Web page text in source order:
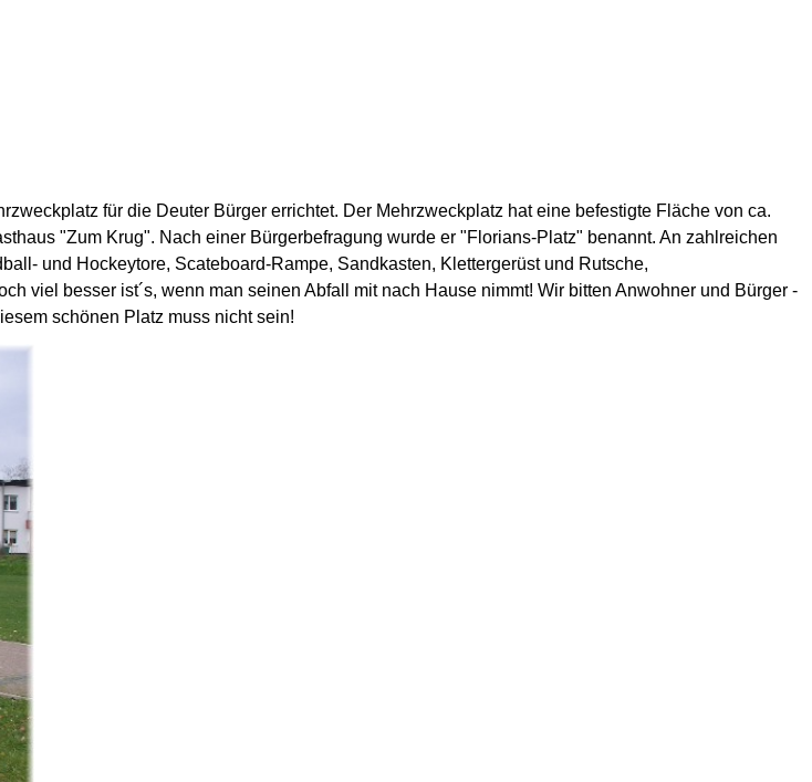
für die Deuter Bürger errichtet. Der Mehrzweckplatz hat eine befestigte Fläche von ca.
"Zum Krug". Nach einer Bürgerbefragung wurde er "Florians-Platz" benannt. An zahlreichen
und Hockeytore, Scateboard-Rampe, Sandkasten, Klettergerüst und Rutsche,
viel besser ist´s, wenn man seinen Abfall mit nach Hause nimmt! Wir bitten Anwohner und Bürger -
schönen Platz muss nicht sein!